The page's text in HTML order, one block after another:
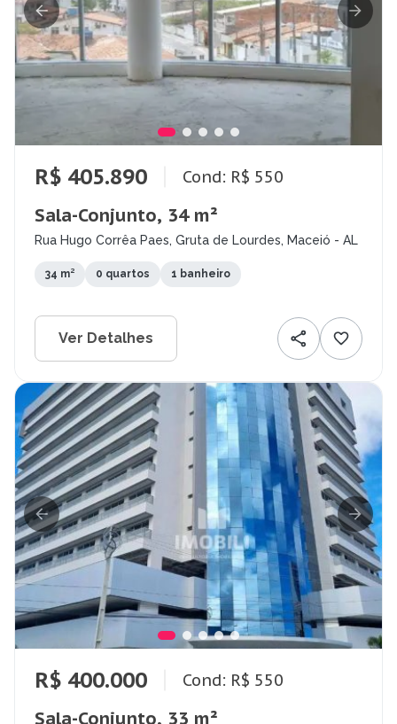
R$ 405.890 Cond: R$ 550
Sala-Conjunto, 34 m²
Rua Hugo Corrêa Paes, Gruta de Lourdes, Maceió - AL
34 m² 0 quartos 1 banheiro
Ver Detalhes
R$ 400.000 Cond: R$ 550
Sala-Conjunto, 33 m²